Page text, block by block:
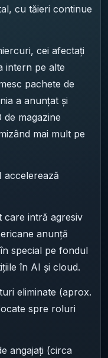
cu tăieri continue
cei afectați
intern pe alte
pachete de
a anunțat și
magazine
mai mult pe
accelerează
care intră agresiv
anunță
special pe fondul
în AI și cloud.
eliminate (aprox.
spre roluri
angajați (circa